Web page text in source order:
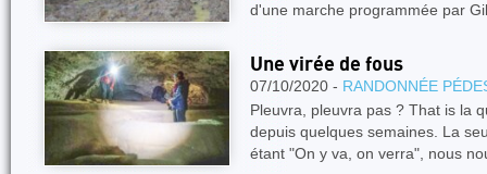
d'une marche programmée par
Une virée de fous
07/10/2020 - RANDONNÉE
Pleuvra, pleuvra pas ? That is la
depuis quelques semaines. La
étant "On y va, on verra", nous